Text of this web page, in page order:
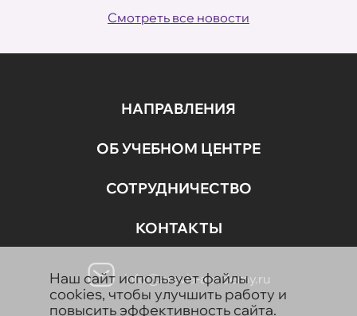
Смотреть все новости
НАПРАВЛЕНИЯ
ОБ УЧЕБНОМ ЦЕНТРЕ
СОТРУДНИЧЕСТВО
КОНТАКТЫ
info@aravia-academy.ru
Наш сайт использует файлы
cookies, чтобы улучшить работу и
повысить эффективность сайта.